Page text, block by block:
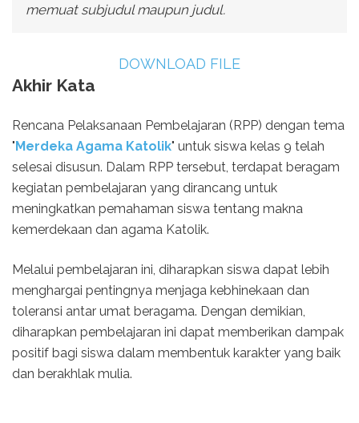
memuat subjudul maupun judul.
DOWNLOAD FILE
Akhir Kata
Rencana Pelaksanaan Pembelajaran (RPP) dengan tema
"Merdeka Agama Katolik" untuk siswa kelas 9 telah
selesai disusun. Dalam RPP tersebut, terdapat beragam
kegiatan pembelajaran yang dirancang untuk
meningkatkan pemahaman siswa tentang makna
kemerdekaan dan agama Katolik.
Melalui pembelajaran ini, diharapkan siswa dapat lebih
menghargai pentingnya menjaga kebhinekaan dan
toleransi antar umat beragama. Dengan demikian,
diharapkan pembelajaran ini dapat memberikan dampak
positif bagi siswa dalam membentuk karakter yang baik
dan berakhlak mulia.